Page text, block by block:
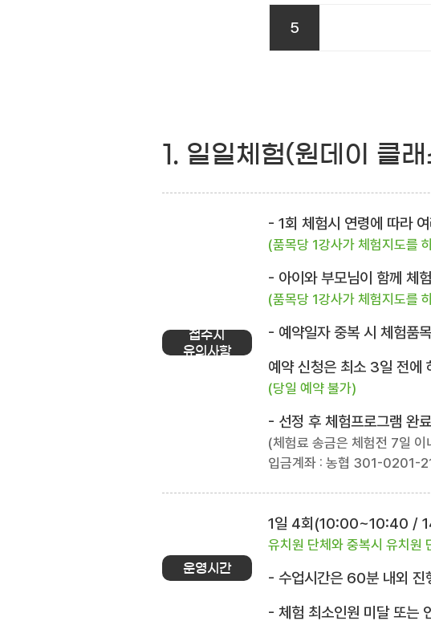
5
1. 일일체험(원데이 클
접수시
유의사항
- 1회 체험시 연령에 따라
(품목당 1강사가 체험지도를
- 아이와 부모님이 함께 체
(품목당 1강사가 체험지도를
- 예약일자 중복 시 체험품
예약 신청은 최소 3일 전에
(당일 예약 불가)
- 선정 후 체험프로그램 완
(체험료 송금은 체험전 7일 이
입금계좌 : 농협 301-0201-
운영시간
1일 4회(10:00~10:40 /
유치원 단체와 중복시 유치원
- 수업시간은 60분 내외 진
- 체험 최소인원 미달 또는